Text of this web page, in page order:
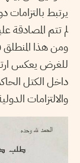
يرتبط
لم تتم المصادقة
ومن هذا المنطلق
للغرض يعكس
داخل الكتل
والالتزامات